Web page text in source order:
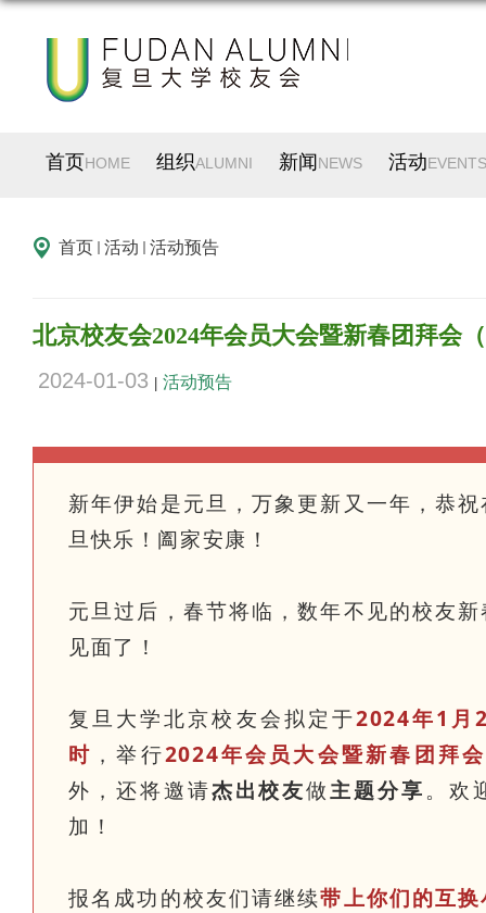
首页HOME 组织ALUMNI 新闻 NEWS 活动EVENTS
首页 活动 活动预告
北京校友会2024年会员大会暨新春团拜会
2024-01-03 活动预告
新年伊始是元旦，万象更新又一年，恭
旦快乐！阖家安康！
元旦过后，春节将临，数年不见的校友
见面了！
复旦大学北京校友会拟定于2024年1月
时 ，举行2024年会员大会暨新春团拜会
外，还将邀请杰出校友做主题分享。欢
加！
报名成功的校友们请继续带上你们的互